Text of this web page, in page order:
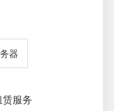
器
赁服务